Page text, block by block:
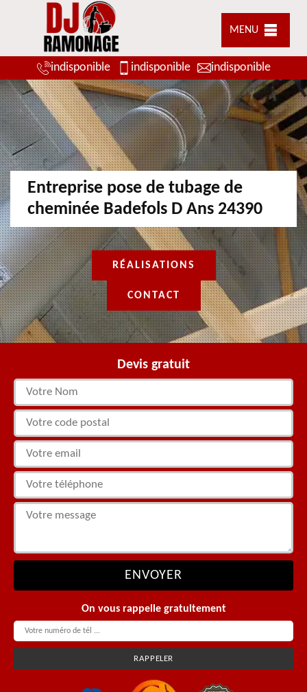
MENU
indisponible indisponible indisponible
Entreprise pose de tubage de
cheminée Badefols D Ans 24390
RÉALISATIONS
CONTACT
Devis gratuit
On vous rappelle gratuitement